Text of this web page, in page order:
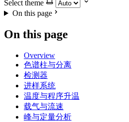
Select theme
On this page
On this page
Overview
色谱柱与分离
检测器
进样系统
温度与程序升温
载气与流速
峰与定量分析